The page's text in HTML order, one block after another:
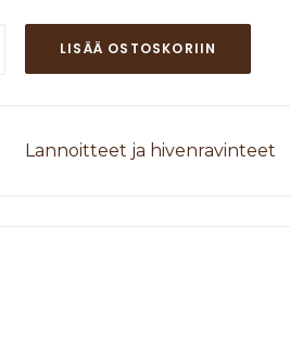
LISÄÄ OSTOSKORIIN
Lannoitteet ja hivenravinteet